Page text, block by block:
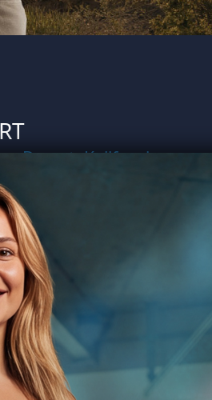
Desert, Kalifornien
„The Beast“ zum
treibt dich der Vollstrecker
und Spiderman Push-ups
umso mehr stärkst du